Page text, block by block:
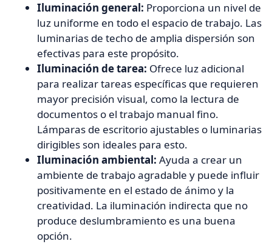
Iluminación general: Proporciona un nivel de
luz uniforme en todo el espacio de trabajo. Las
luminarias de techo de amplia dispersión son
efectivas para este propósito.
Iluminación de tarea: Ofrece luz adicional
para realizar tareas específicas que requieren
mayor precisión visual, como la lectura de
documentos o el trabajo manual fino.
Lámparas de escritorio ajustables o luminarias
dirigibles son ideales para esto.
Iluminación ambiental: Ayuda a crear un
ambiente de trabajo agradable y puede influir
positivamente en el estado de ánimo y la
creatividad. La iluminación indirecta que no
produce deslumbramiento es una buena
opción.